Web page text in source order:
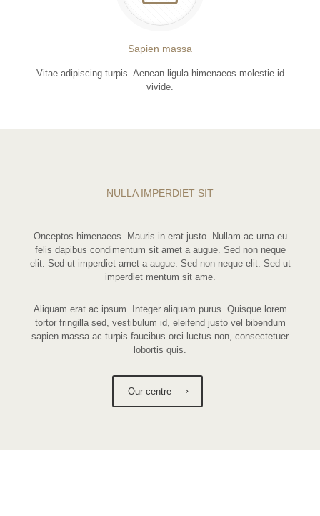
Sapien massa
Vitae adipiscing turpis. Aenean ligula himenaeos molestie id
vivide.
NULLA IMPERDIET SIT
Onceptos himenaeos. Mauris in erat justo. Nullam ac urna eu
felis dapibus condimentum sit amet a augue. Sed non neque
elit. Sed ut imperdiet amet a augue. Sed non neque elit. Sed ut
imperdiet mentum sit ame.
Aliquam erat ac ipsum. Integer aliquam purus. Quisque lorem
tortor fringilla sed, vestibulum id, eleifend justo vel bibendum
sapien massa ac turpis faucibus orci luctus non, consectetuer
lobortis quis.
Our centre